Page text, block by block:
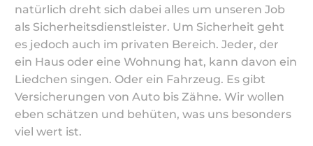
natürlich dreht sich dabei alles um unseren Job
als Sicherheitsdienstleister. Um Sicherheit geht
es jedoch auch im privaten Bereich. Jeder, der
ein Haus oder eine Wohnung hat, kann davon ein
Liedchen singen. Oder ein Fahrzeug. Es gibt
Versicherungen von Auto bis Zähne. Wir wollen
eben schätzen und behüten, was uns besonders
viel wert ist.